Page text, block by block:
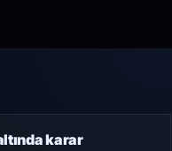
karar